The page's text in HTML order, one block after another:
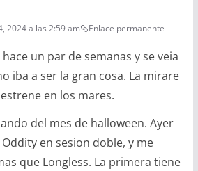
2024 a las 2:59 am Enlace permanente
un par de semanas y se veia
iba a ser la gran cosa. La mirare
en los mares.
del mes de halloween. Ayer
en sesion doble, y me
que Longless. La primera tiene